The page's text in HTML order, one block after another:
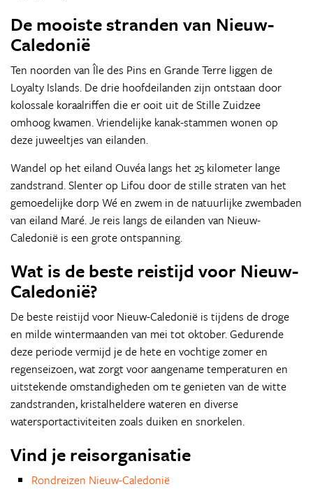
De mooiste stranden van Nieuw-
Caledonië
Ten noorden van Île des Pins en Grande Terre liggen de
Loyalty Islands. De drie hoofdeilanden zijn ontstaan door
kolossale koraalriffen die er ooit uit de Stille Zuidzee
omhoog kwamen. Vriendelijke kanak-stammen wonen op
deze juweeltjes van eilanden.
Wandel op het eiland Ouvéa langs het 25 kilometer lange
zandstrand. Slenter op Lifou door de stille straten van het
gemoedelijke dorp Wé en zwem in de natuurlijke zwembaden
van eiland Maré. Je reis langs de eilanden van Nieuw-
Caledonië is een grote ontspanning.
Wat is de beste reistijd voor Nieuw-
Caledonië?
De beste reistijd voor Nieuw-Caledonië is tijdens de droge
en milde wintermaanden van mei tot oktober. Gedurende
deze periode vermijd je de hete en vochtige zomer en
regenseizoen, wat zorgt voor aangename temperaturen en
uitstekende omstandigheden om te genieten van de witte
zandstranden, kristalheldere wateren en diverse
watersportactiviteiten zoals duiken en snorkelen.
Vind je reisorganisatie
Rondreizen Nieuw-Caledonië